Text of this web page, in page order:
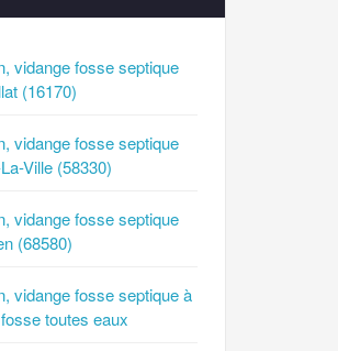
vidange fosse septique
(16170)
vidange fosse septique
Ville (58330)
vidange fosse septique
(68580)
vidange fosse septique à
toutes eaux